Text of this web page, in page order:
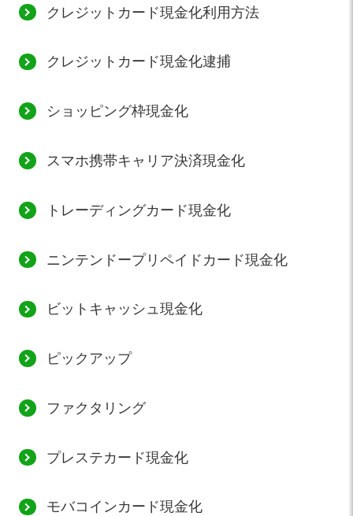
クレジットカード現金化利用方法
クレジットカード現金化逮捕
ショッピング枠現金化
スマホ携帯キャリア決済現金化
トレーディングカード現金化
ニンテンドープリペイドカード現金化
ビットキャッシュ現金化
ピックアップ
ファクタリング
プレステカード現金化
モバコインカード現金化